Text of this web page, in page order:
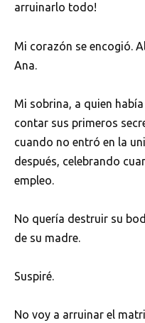
arruinarlo todo!
Mi corazón se encogió.
Ana.
Mi sobrina, a quien
contar sus primeros
cuando no entró en la
después, celebrando
empleo.
No quería destruir su
de su madre.
Suspiré.
No voy a arruinar el